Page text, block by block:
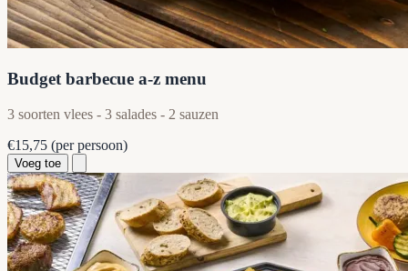
Budget barbecue a-z menu
3 soorten vlees - 3 salades - 2 sauzen
€15,75 (per persoon)
Voeg toe